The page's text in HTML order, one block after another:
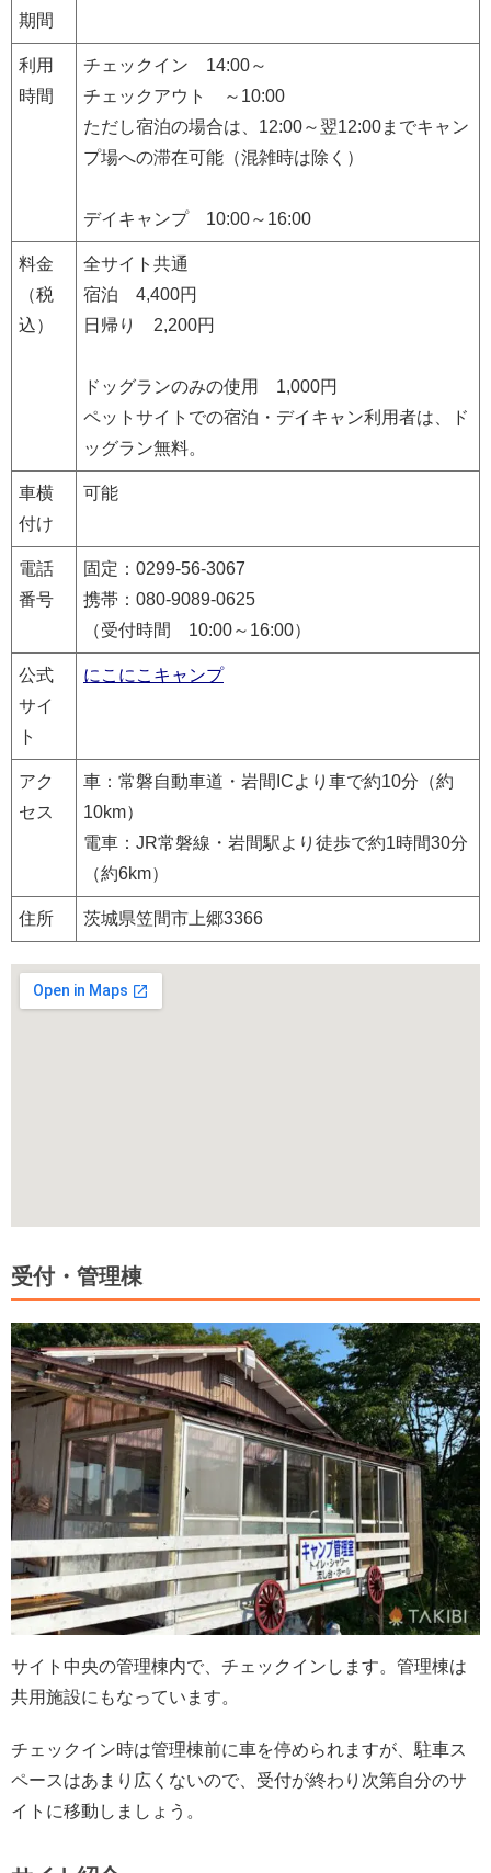
期間
利用
時間
チェックイン 14:00～
チェックアウト ～10:00
ただし宿泊の場合は、12:00～翌12:00までキャン
プ場への滞在可能（混雑時は除く）
デイキャンプ 10:00～16:00
料金
（税
込）
全サイト共通
宿泊 4,400円
日帰り 2,200円
ドッグランのみの使用 1,000円
ペットサイトでの宿泊・デイキャン利用者は、ド
ッグラン無料。
車横
付け
可能
電話
番号
固定：0299-56-3067
携帯：080-9089-0625
（受付時間 10:00～16:00）
公式
サイ
ト
にこにこキャンプ
アク
セス
車：常磐自動車道・岩間ICより車で約10分（約
10km）
電車：JR常磐線・岩間駅より徒歩で約1時間30分
（約6km）
住所 茨城県笠間市上郷3366
受付・管理棟
サイト中央の管理棟内で、チェックインします。管理棟は
共用施設にもなっています。
チェックイン時は管理棟前に車を停められますが、駐車ス
ペースはあまり広くないので、受付が終わり次第自分のサ
イトに移動しましょう。